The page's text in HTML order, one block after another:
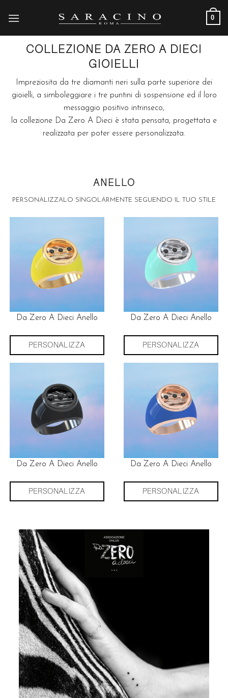
0
COLLEZIONE DA ZERO A DIECI
GIOIELLI
Impreziosita da tre diamanti neri sulla parte superiore dei
gioielli, a simboleggiare i tre puntini di sospensione ed il loro
messaggio positivo intrinseco,
la collezione Da Zero A Dieci è stata pensata, progettata e
realizzata per poter essere personalizzata.
ANELLO
PERSONALIZZALO SINGOLARMENTE SEGUENDO IL TUO STILE
Da Zero A Dieci Anello
PERSONALIZZA
Da Zero A Dieci Anello
PERSONALIZZA
Da Zero A Dieci Anello
PERSONALIZZA
Da Zero A Dieci Anello
PERSONALIZZA